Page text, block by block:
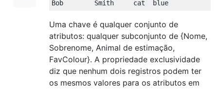
Uma chave é qualquer conjunto de
atributos: qualquer subconjunto de {Nome,
Sobrenome, Animal de estimação,
FavColour}. A propriedade exclusividade
diz que nenhum dois registros podem ter
os mesmos valores para os atributos em